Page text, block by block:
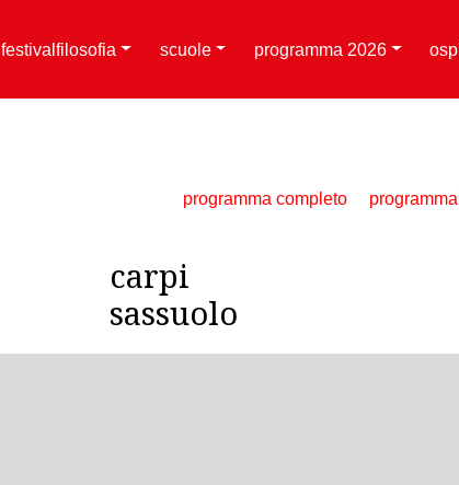
festivalfilosofia scuole programma 2026
programma completo
carpi
sassuolo